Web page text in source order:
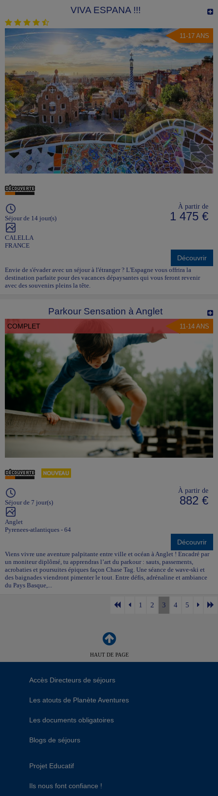
VIVA ESPANA !!!
11-17 ANS
Séjour de 14 jour(s)
CALELLA
FRANCE
À partir de
1 475 €
Découvrir
Envie de s'évader avec un séjour à l'étranger ? L'Espagne vous offrira la
destination parfaite pour des vacances dépaysantes qui vous feront revenir
avec des souvenirs pleins la tête.
Parkour Sensation à Anglet
COMPLET 11-14 ANS
Séjour de 7 jour(s)
Anglet
Pyrenees-atlantiques - 64
À partir de
882 €
Découvrir
Viens vivre une aventure palpitante entre ville et océan à Anglet ! Encadré par
un moniteur diplômé, tu apprendras l’art du parkour : sauts, passements,
acrobaties et poursuites épiques façon Chase Tag. Une séance de wave-ski et
des baignades viendront pimenter le tout. Entre défis, adrénaline et ambiance
du Pays Basque,...
1 2 3 4 5
HAUT DE PAGE
Accès Directeurs de séjours
Les atouts de Planète Aventures
Les documents obligatoires
Blogs de séjours
Projet Educatif
Ils nous font confiance !